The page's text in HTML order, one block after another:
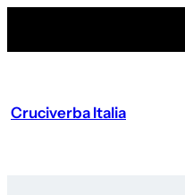
Cruciverba Italia